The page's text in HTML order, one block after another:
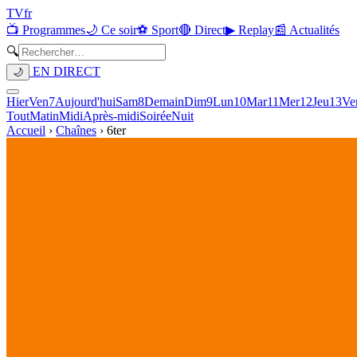
TVfr
📺 Programmes🌙 Ce soir⚽ Sport🔴 Direct▶ Replay📰 Actualités
🔍
🌙 EN DIRECT
HierVen7Aujourd'huiSam8DemainDim9Lun10Mar11Mer12Jeu13
ToutMatinMidiAprès-midiSoiréeNuit
Accueil › Chaînes › 6ter